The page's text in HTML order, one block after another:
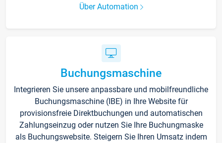
Über Automation
Buchungsmaschine
Integrieren Sie unsere anpassbare und mobilfreundliche
Buchungsmaschine (IBE) in Ihre Website für
provisionsfreie Direktbuchungen und automatischen
Zahlungseinzug oder nutzen Sie Ihre Buchungmaske
als Buchungswebsite. Steigern Sie Ihren Umsatz indem